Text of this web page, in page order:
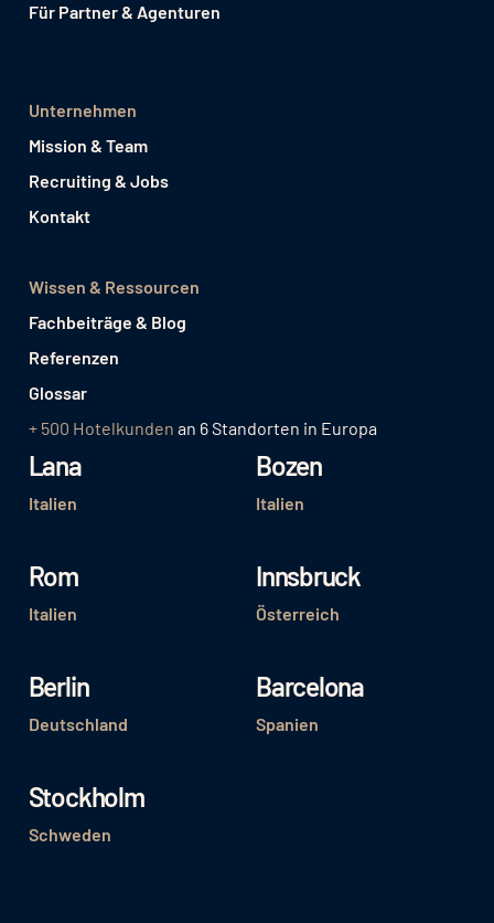
Für Partner & Agenturen
Unternehmen
Mission & Team
Recruiting & Jobs
Kontakt
Wissen & Ressourcen
Fachbeiträge & Blog
Referenzen
Glossar
+ 500 Hotelkunden an 6 Standorten in Europa
Lana
Italien
Bozen
Italien
Rom
Italien
Innsbruck
Österreich
Berlin
Deutschland
Barcelona
Spanien
Stockholm
Schweden